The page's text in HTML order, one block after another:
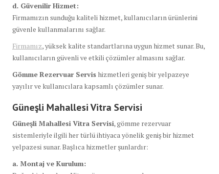
d. Güvenilir Hizmet:
Firmamızın sunduğu kaliteli hizmet, kullanıcıların ürünlerini
güvenle kullanmalarını sağlar.
Firmamız, yüksek kalite standartlarına uygun hizmet sunar. Bu,
kullanıcıların güvenli ve etkili çözümler almasını sağlar.
Gömme Rezervuar Servis hizmetleri geniş bir yelpazeye
yayılır ve kullanıcılara kapsamlı çözümler sunar.
Güneşli Mahallesi Vitra Servisi
Güneşli Mahallesi Vitra Servisi, gömme rezervuar
sistemleriyle ilgili her türlü ihtiyaca yönelik geniş bir hizmet
yelpazesi sunar. Başlıca hizmetler şunlardır:
a. Montaj ve Kurulum: